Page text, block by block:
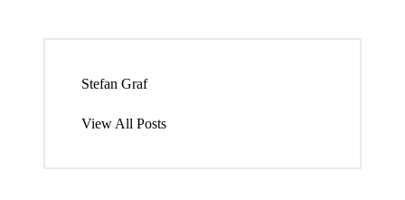
Stefan Graf
View All Posts